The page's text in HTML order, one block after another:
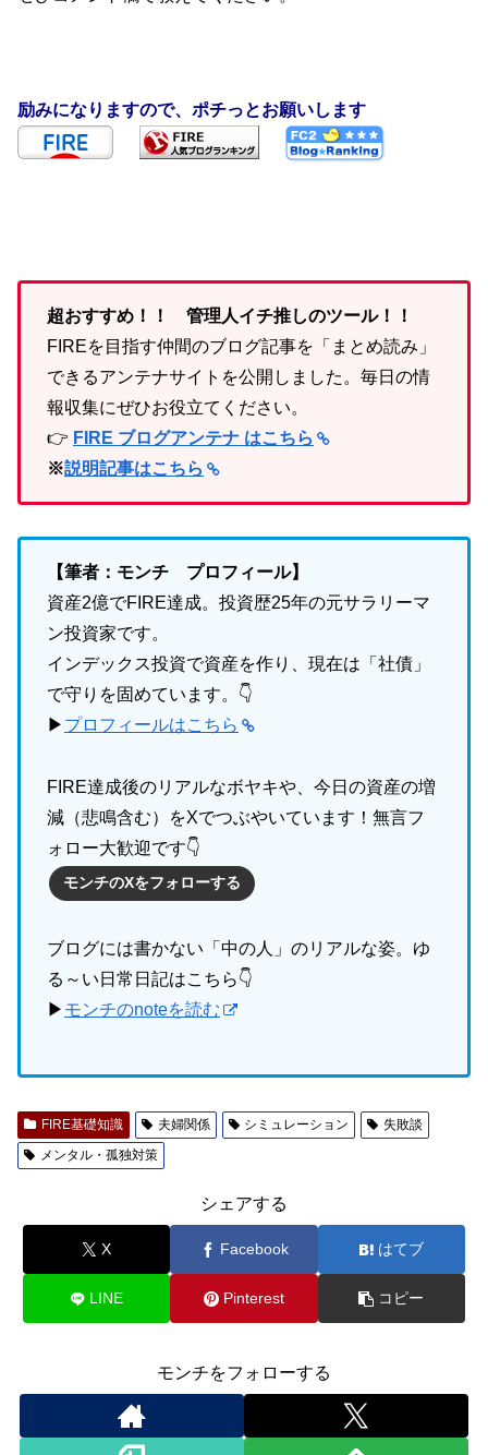
励みになりますので、ポチっとお願いします
超おすすめ！！ 管理人イチ推しのツール！！
FIREを目指す仲間のブログ記事を「まとめ読み」
できるアンテナサイトを公開しました。毎日の情
報収集にぜひお役立てください。
👉 FIRE ブログアンテナ はこちら
※説明記事はこちら
【筆者：モンチ プロフィール】
資産2億でFIRE達成。投資歴25年の元サラリーマ
ン投資家です。
インデックス投資で資産を作り、現在は「社債」
で守りを固めています。👇
▶ プロフィールはこちら
FIRE達成後のリアルなボヤキや、今日の資産の増
減（悲鳴含む）をXでつぶやいています！無言フ
ォロー大歓迎です👇
モンチのXをフォローする
ブログには書かない「中の人」のリアルな姿。ゆ
る～い日常日記はこちら👇
▶ モンチのnoteを読む
FIRE基礎知識 夫婦関係 シミュレーション
失敗談
メンタル・孤独対策
シェアする
X Facebook はてブ
LINE Pinterest コピー
モンチをフォローする